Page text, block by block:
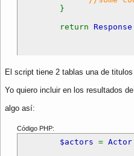
}
return Response
El script tiene 2 tablas una de
Yo quiero incluir en los resultados
algo así:
Código PHP:
$actors = Actor
-